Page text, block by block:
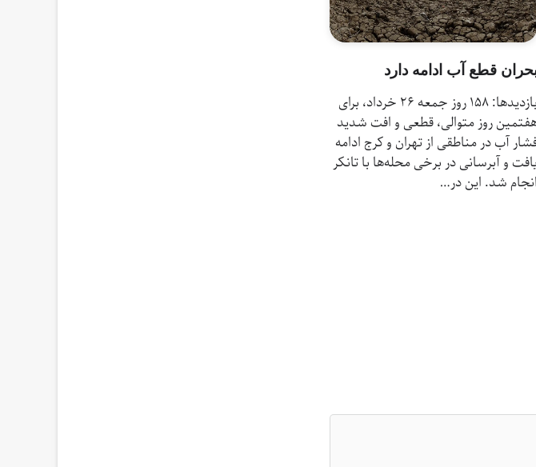
قطع آب ادامه دارد
بازدیدها: 158 روز جمعه ۲۶ خرداد، برای
روز متوالی، قطعی و افت شدید
آب در مناطقی از تهران و کرج ادامه
و آبرسانی در برخی محله‌ها با تانکر
انجام شد. این در…